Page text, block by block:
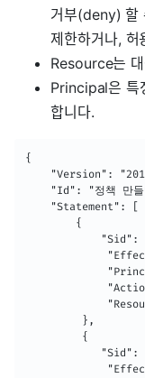
거부(deny) 할
제한하거나, 허
Resource는
Principal은 특
합니다.
{
"Version":
"Id": "정책 만
    "Statement": [
        {
"Sid":
         },
         {
"Sid":